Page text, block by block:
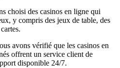
choisi des casinos en ligne qui
y compris des jeux de table, des
avons vérifié que les casinos en
offrent un service client de
disponible 24/7.